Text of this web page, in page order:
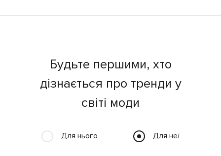
Будьте першими, хто
дізнається про тренди у
світі моди
Для нього Для неї